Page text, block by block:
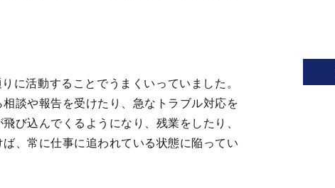
活動することでうまくいっていました。
談や報告を受けたり、急なトラブル対応を
び込んでくるようになり、残業をしたり、
、常に仕事に追われている状態に陥ってい